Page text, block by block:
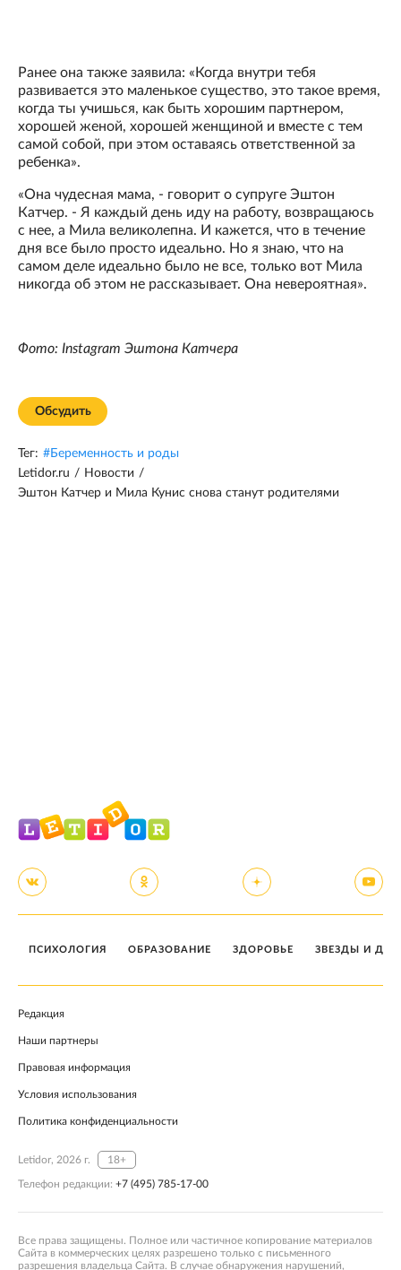
Ранее она также заявила: «Когда внутри тебя
развивается это маленькое существо, это такое время,
когда ты учишься, как быть хорошим партнером,
хорошей женой, хорошей женщиной и вместе с тем
самой собой, при этом оставаясь ответственной за
ребенка».
«Она чудесная мама, - говорит о супруге Эштон
Катчер. - Я каждый день иду на работу, возвращаюсь
с нее, а Мила великолепна. И кажется, что в течение
дня все было просто идеально. Но я знаю, что на
самом деле идеально было не все, только вот Мила
никогда об этом не рассказывает. Она невероятная».
Фото: Instagram Эштона Катчера
Обсудить
Тег: #Беременность и роды
Letidor.ru / Новости /
Эштон Катчер и Мила Кунис снова станут родителями
ПСИХОЛОГИЯ ОБРАЗОВАНИЕ ЗДОРОВЬЕ ЗВЕЗДЫ И
Редакция
Наши партнеры
Правовая информация
Условия использования
Политика конфиденциальности
Letidor, 2026 г. 18+
Телефон редакции: +7 (495) 785-17-00
Все права защищены. Полное или частичное копирование материалов
Сайта в коммерческих целях разрешено только с письменного
разрешения владельца Сайта. В случае обнаружения нарушений,